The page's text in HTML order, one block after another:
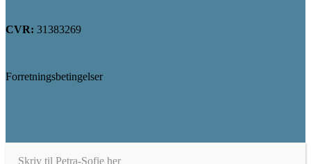
CVR: 31383269
Forretningsbetingelser
Skriv til Petra-Sofie her